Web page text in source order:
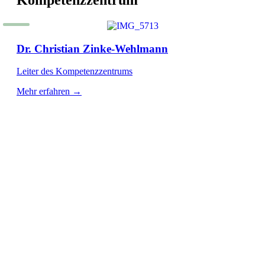
Dr. Christian Zinke-Wehlmann
Leiter des Kompetenzzentrums
Mehr erfahren →